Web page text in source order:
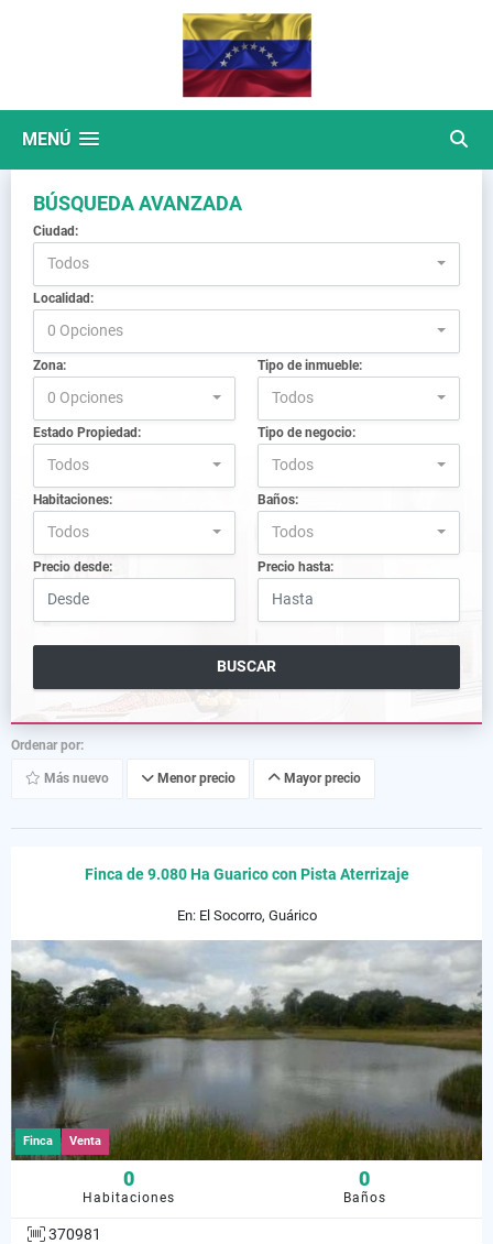
MENÚ
BÚSQUEDA AVANZADA
Ciudad:
Todos
Localidad:
0 Opciones
Zona:
0 Opciones
Tipo de inmueble:
Todos
Estado Propiedad:
Todos
Tipo de negocio:
Todos
Habitaciones:
Todos
Baños:
Todos
Precio desde: Precio hasta:
BUSCAR
Ordenar por:
Más nuevo Menor precio Mayor precio
Finca de 9.080 Ha Guarico con Pista Aterrizaje
En: El Socorro, Guárico
Finca Venta
0
Habitaciones
0
Baños
370981